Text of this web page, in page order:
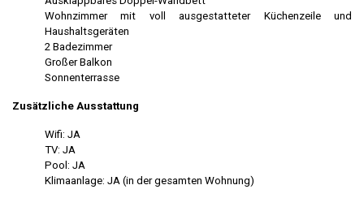
Wohnzimmer mit voll ausgestatteter Küchenzeile und
Haushaltsgeräten
2 Badezimmer
Großer Balkon
Sonnenterrasse
Zusätzliche Ausstattung
Wifi: JA
TV: JA
Pool: JA
Klimaanlage: JA (in der gesamten Wohnung)